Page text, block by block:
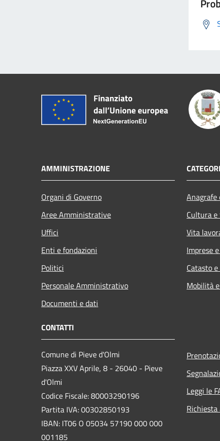
AMMINISTRAZIONE
Organi di Governo
Aree Amministrative
Uffici
Enti e fondazioni
Politici
Personale Amministrativo
Documenti e dati
Cultura
Vita
Imprese
Catasto
Mobilità
CONTATTI
Comune di Pieve d'Olmi
Piazza XXV Aprile, 8 - 26040 - Pieve
d'Olmi
Codice Fiscale: 80003290196
Partita IVA: 00302850193
IBAN: IT06 O 05034 57190 000 000
001185
Leggi le